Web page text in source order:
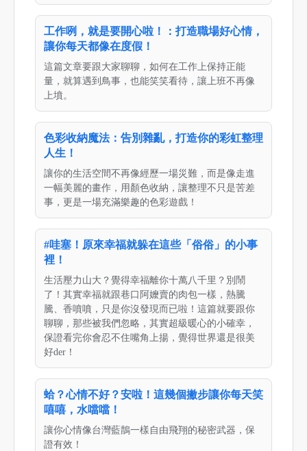
工作咧，就是要開心啦！：打造職場好心情，
讓你每天都像在度假！
這篇文章要跟大家聊聊，如何在工作上保持正能
量，就算遇到鳥事，也能笑笑看待，讓上班不再像
上墳。
色彩收納魔法：告別雜亂，打造你的彩虹整理
人生！
讓你的生活空間不再像經歷一場災難，而是像走進
一幅美麗的畫作，用顏色收納，讓整理不只是苦差
事，更是一場充滿樂趣的色彩遊戲！
#哇塞！原來幸福就躲在這些「俗俗」的小事
裡！
生活壓力山大？覺得幸福離你十萬八千里？別鬧
了！其實幸福就跟巷口阿嬤賣的肉包一樣，熱騰
騰、香噴噴，只是你沒發現而已啦！這篇就要跟你
聊聊，那些被我們忽略，其實超級暖心的小確幸，
保證看完你會忍不住嘴角上揚，覺得世界還是很美
好der！
蛤？心情不好？安啦！這幾個撇步讓你每天笑
嘻嘻，水噹噹！
讓你心情像台灣藍鵲一樣自由飛翔的秘密武器，保
證有效！